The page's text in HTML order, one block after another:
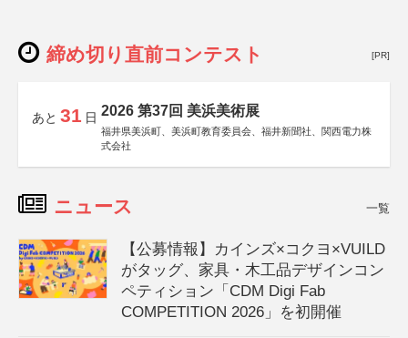
締め切り直前コンテスト [PR]
あと 31 日 2026 第37回 美浜美術展
福井県美浜町、美浜町教育委員会、福井新聞社、関西電力株
式会社
ニュース 一覧
【公募情報】カインズ×コクヨ×VUILD
がタッグ、家具・木工品デザインコン
ペティション「CDM Digi Fab
COMPETITION 2026」を初開催